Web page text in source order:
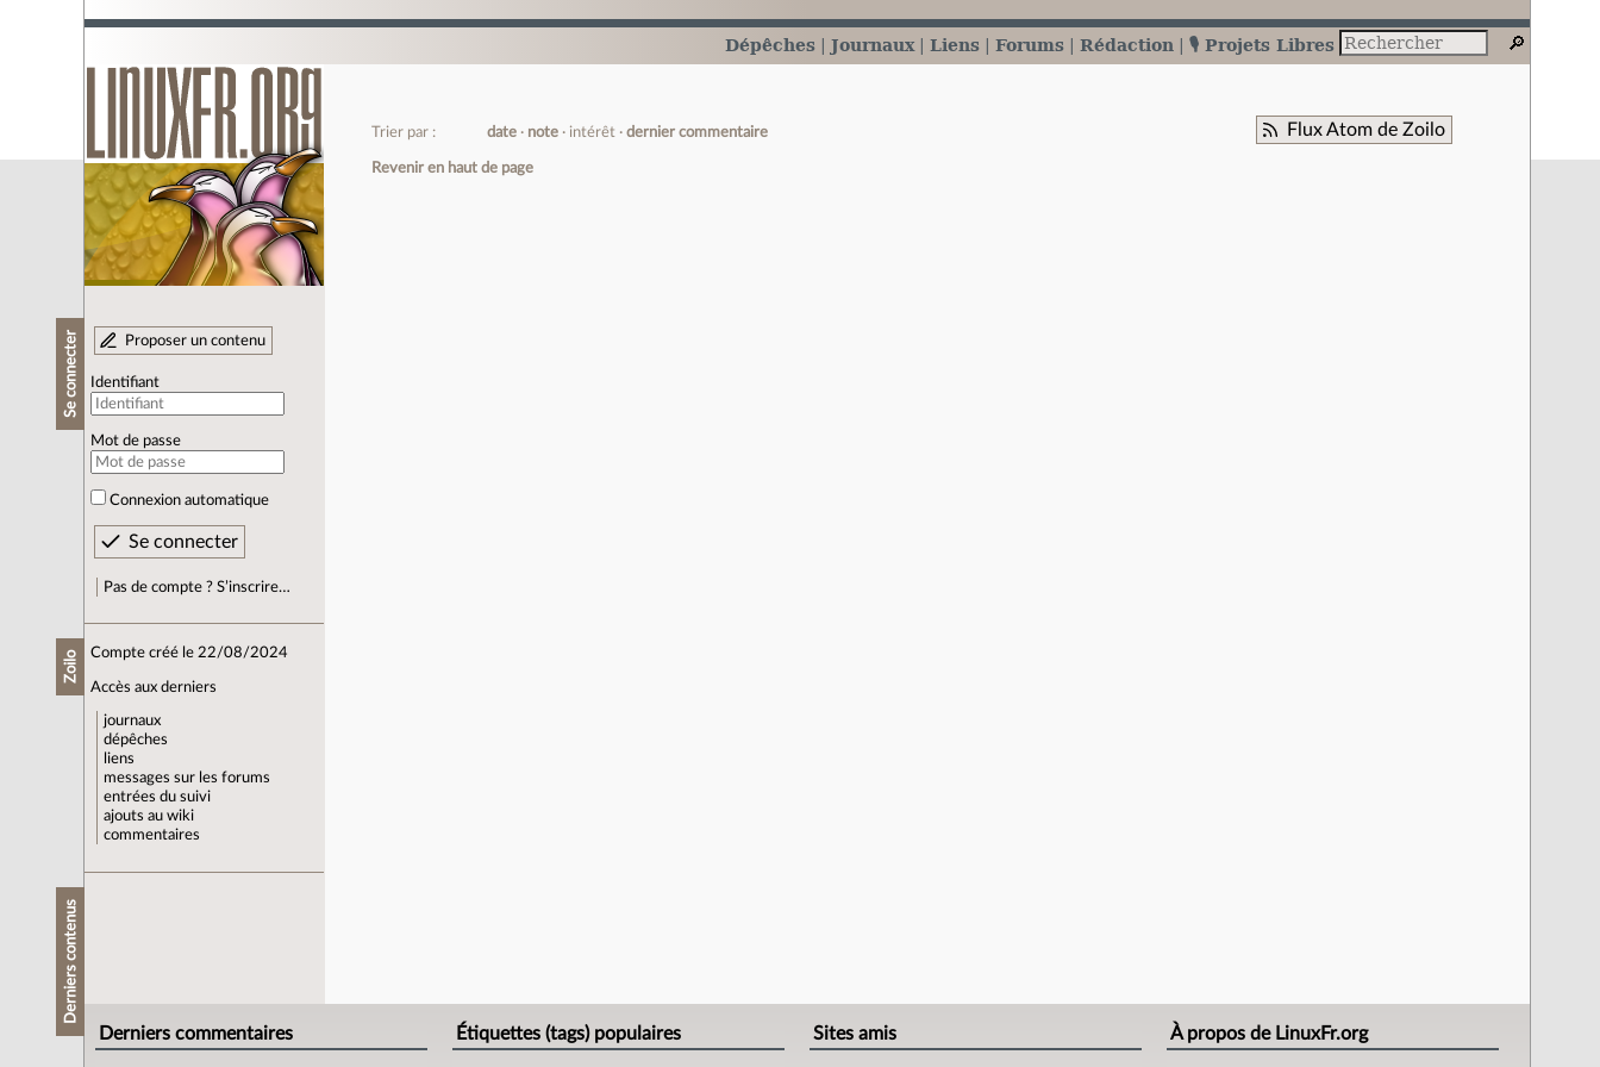
Dépêches Journaux Liens Forums Rédaction 🎙️ Projets Libres
Se connecter Proposer un contenu
Identifiant
Mot de passe
Connexion automatique
Pas de compte ? S’inscrire…
Zoilo Compte créé le 22/08/2024
Accès aux derniers
journaux
dépêches
liens
messages sur les forums
entrées du suivi
ajouts au wiki
commentaires
Derniers contenus
Flux Atom de Zoilo
Trier par : date note intérêt dernier commentaire
Revenir en haut de page
Derniers commentaires Étiquettes (tags) populaires Sites amis À propos de LinuxFr.org